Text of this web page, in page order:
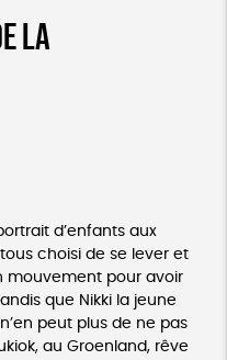
la
d’enfants aux
choisi de se lever et
mouvement pour avoir
que Nikki la jeune
peut plus de ne pas
au Groenland, rêve